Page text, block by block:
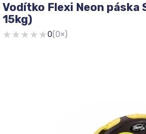
Vodítko Flexi Neon páska
15kg)
★★★★★0(0×)